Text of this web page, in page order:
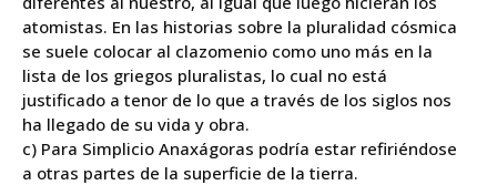
atomistas. En las historias sobre la pluralidad cósmica
se suele colocar al clazomenio como uno más en la
lista de los griegos pluralistas, lo cual no está
justificado a tenor de lo que a través de los siglos nos
ha llegado de su vida y obra.
c) Para Simplicio Anaxágoras podría estar refiriéndose
a otras partes de la superficie de la tierra.